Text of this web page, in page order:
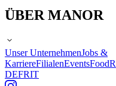
ÜBER MANOR
Unser UnternehmenJobs &
KarriereFilialenEventsFood
DEFRIT